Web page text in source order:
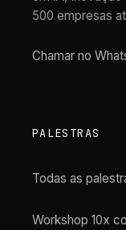
500 empresas
Chamar no
PALESTRAS
Todas as
Workshop 10x